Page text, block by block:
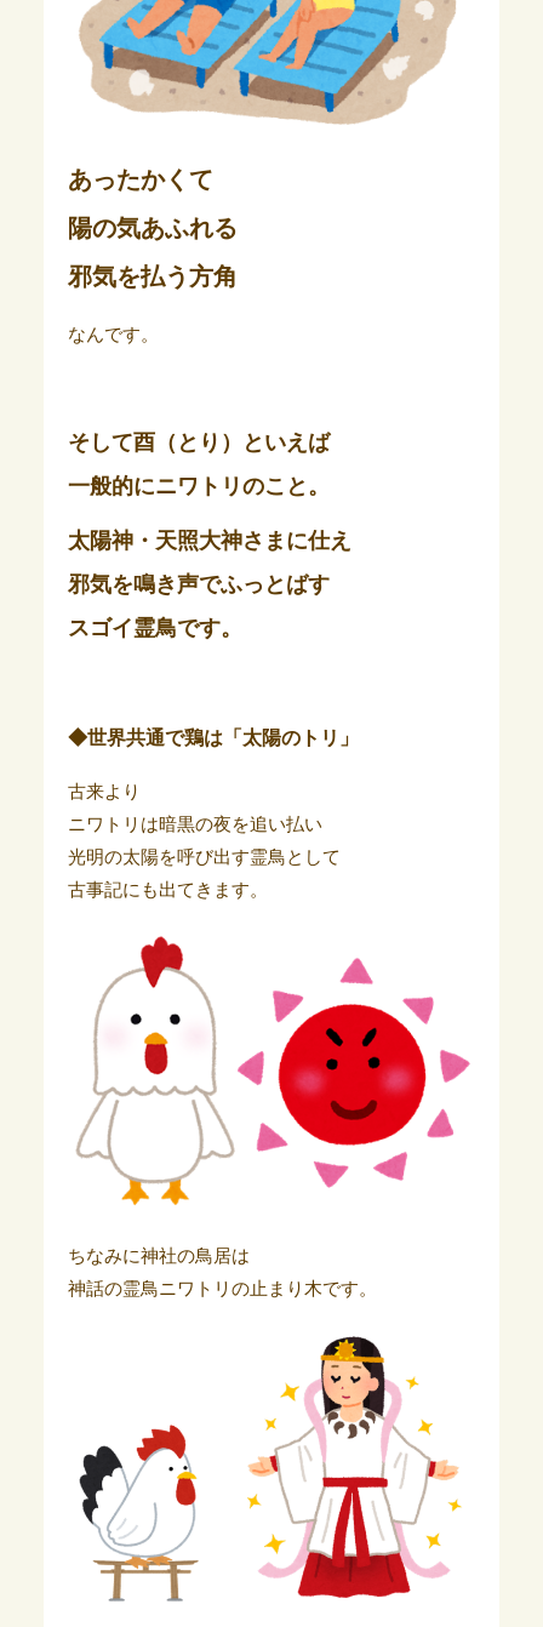
あったかくて
陽の気あふれる
邪気を払う方角
なんです。
そして酉（とり）といえば
一般的にニワトリのこと。
太陽神・天照大神さまに仕え
邪気を鳴き声でふっとばす
スゴイ霊鳥です。
◆世界共通で鶏は「太陽のトリ」
古来より
ニワトリは暗黒の夜を追い払い
光明の太陽を呼び出す霊鳥として
古事記にも出てきます。
ちなみに神社の鳥居は
神話の霊鳥ニワトリの止まり木です。